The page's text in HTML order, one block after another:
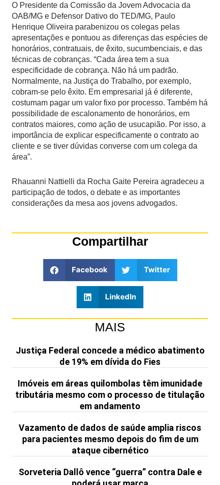
O Presidente da Comissão da Jovem Advocacia da
OAB/MG e Defensor Dativo do TED/MG, Paulo
Henrique Oliveira parabenizou os colegas pelas
apresentações e pontuou as diferenças das espécies de
honorários, contratuais, de êxito, sucumbenciais, e das
técnicas de cobranças. “Cada área tem a sua
especificidade de cobrança. Não há um padrão.
Normalmente, na Justiça do Trabalho, por exemplo,
cobram-se pelo êxito. Em empresarial já é diferente,
costumam pagar um valor fixo por processo. Também há
possibilidade de escalonamento de honorários, em
contratos maiores, como ação de usucapião. Por isso, a
importância de explicar especificamente o contrato ao
cliente e se tiver dúvidas converse com um colega da
área”.
Rhauanni Nattielli da Rocha Gaite Pereira agradeceu a
participação de todos, o debate e as importantes
considerações da mesa aos jovens advogados.
Compartilhar
Facebook Twitter
LinkedIn
MAIS
Justiça Federal concede a médico abatimento
de 19% em dívida do Fies
Imóveis em áreas quilombolas têm imunidade
tributária mesmo com o processo de titulação
em andamento
Vazamento de dados de saúde amplia riscos
para pacientes mesmo depois do fim de um
ataque cibernético
Sorveteria Dallô vence “guerra” contra Dale e